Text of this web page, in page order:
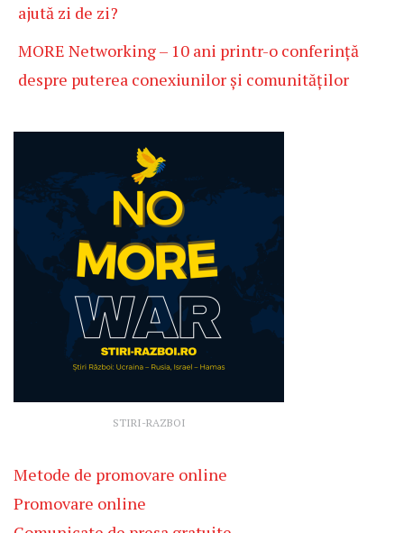
ajută zi de zi?
MORE Networking – 10 ani printr-o conferință
despre puterea conexiunilor și comunităților
STIRI-RAZBOI
Metode de promovare online
Promovare online